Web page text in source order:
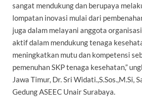
sangat mendukung dan berupaya
lompatan inovasi mulai dari
juga dalam melayani anggota
aktif dalam mendukung tenaga
meningkatkan mutu dan kompetensi
pemenuhan SKP tenaga kesehatan,”
Jawa Timur, Dr. Sri Widati.,S.Sos.,M.Si,
Gedung ASEEC Unair Surabaya.